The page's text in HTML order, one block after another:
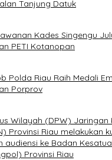
Tanjung Datuk
Kades Singengu
PETI Kotanopan
Polda Riau Raih Medali
Porprov
Wilayah (DPW) Jaringan
Provinsi Riau melakukan
audiensi ke Badan
Provinsi Riau